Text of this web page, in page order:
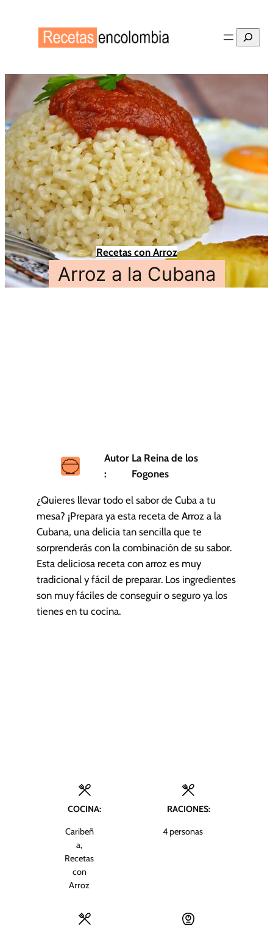
Buscar
Recetas con Arroz
Arroz a la Cubana
Autor
:
La Reina de los
Fogones
¿Quieres llevar todo el sabor de Cuba a tu
mesa? ¡Prepara ya esta receta de Arroz a la
Cubana, una delicia tan sencilla que te
sorprenderás con la combinación de su sabor.
Esta deliciosa receta con arroz es muy
tradicional y fácil de preparar. Los ingredientes
son muy fáciles de conseguir o seguro ya los
tienes en tu cocina.
COCINA:
Caribeñ
a,
Recetas
con
Arroz
RACIONES:
4personas